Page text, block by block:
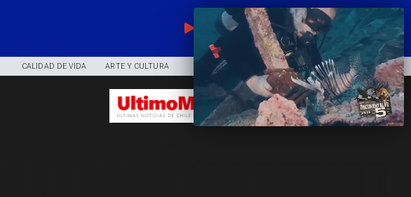
EN VIVO
CALIDAD DE VIDA ARTE Y CULTURA COMUNIDAD DEPORTES